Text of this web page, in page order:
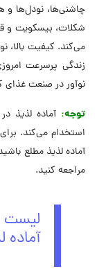
چاشنی‌ها، نودل‌ها و
شکلات، بیسکویت و
می‌کند. کیفیت بالا،
زندگی پرسرعت
نوآور در صنعت
توجه:
استخدام می‌کند.
آماده لذیذ مطلع
مراجعه کنید.
لیست
آماده